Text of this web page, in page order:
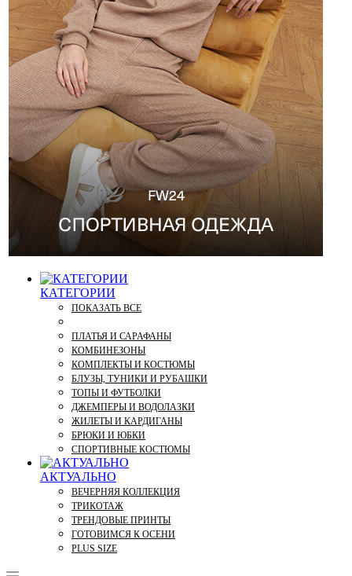
КАТЕГОРИИ
ПОКАЗАТЬ ВСЕ
ПЛАТЬЯ И САРАФАНЫ
КОМБИНЕЗОНЫ
КОМПЛЕКТЫ И КОСТЮМЫ
БЛУЗЫ, ТУНИКИ И РУБАШКИ
ТОПЫ И ФУТБОЛКИ
ДЖЕМПЕРЫ И ВОДОЛАЗКИ
ЖИЛЕТЫ И КАРДИГАНЫ
БРЮКИ И ЮБКИ
СПОРТИВНЫЕ КОСТЮМЫ
АКТУАЛЬНО
ВЕЧЕРНЯЯ КОЛЛЕКЦИЯ
ТРИКОТАЖ
ТРЕНДОВЫЕ ПРИНТЫ
ГОТОВИМСЯ К ОСЕНИ
PLUS SIZE